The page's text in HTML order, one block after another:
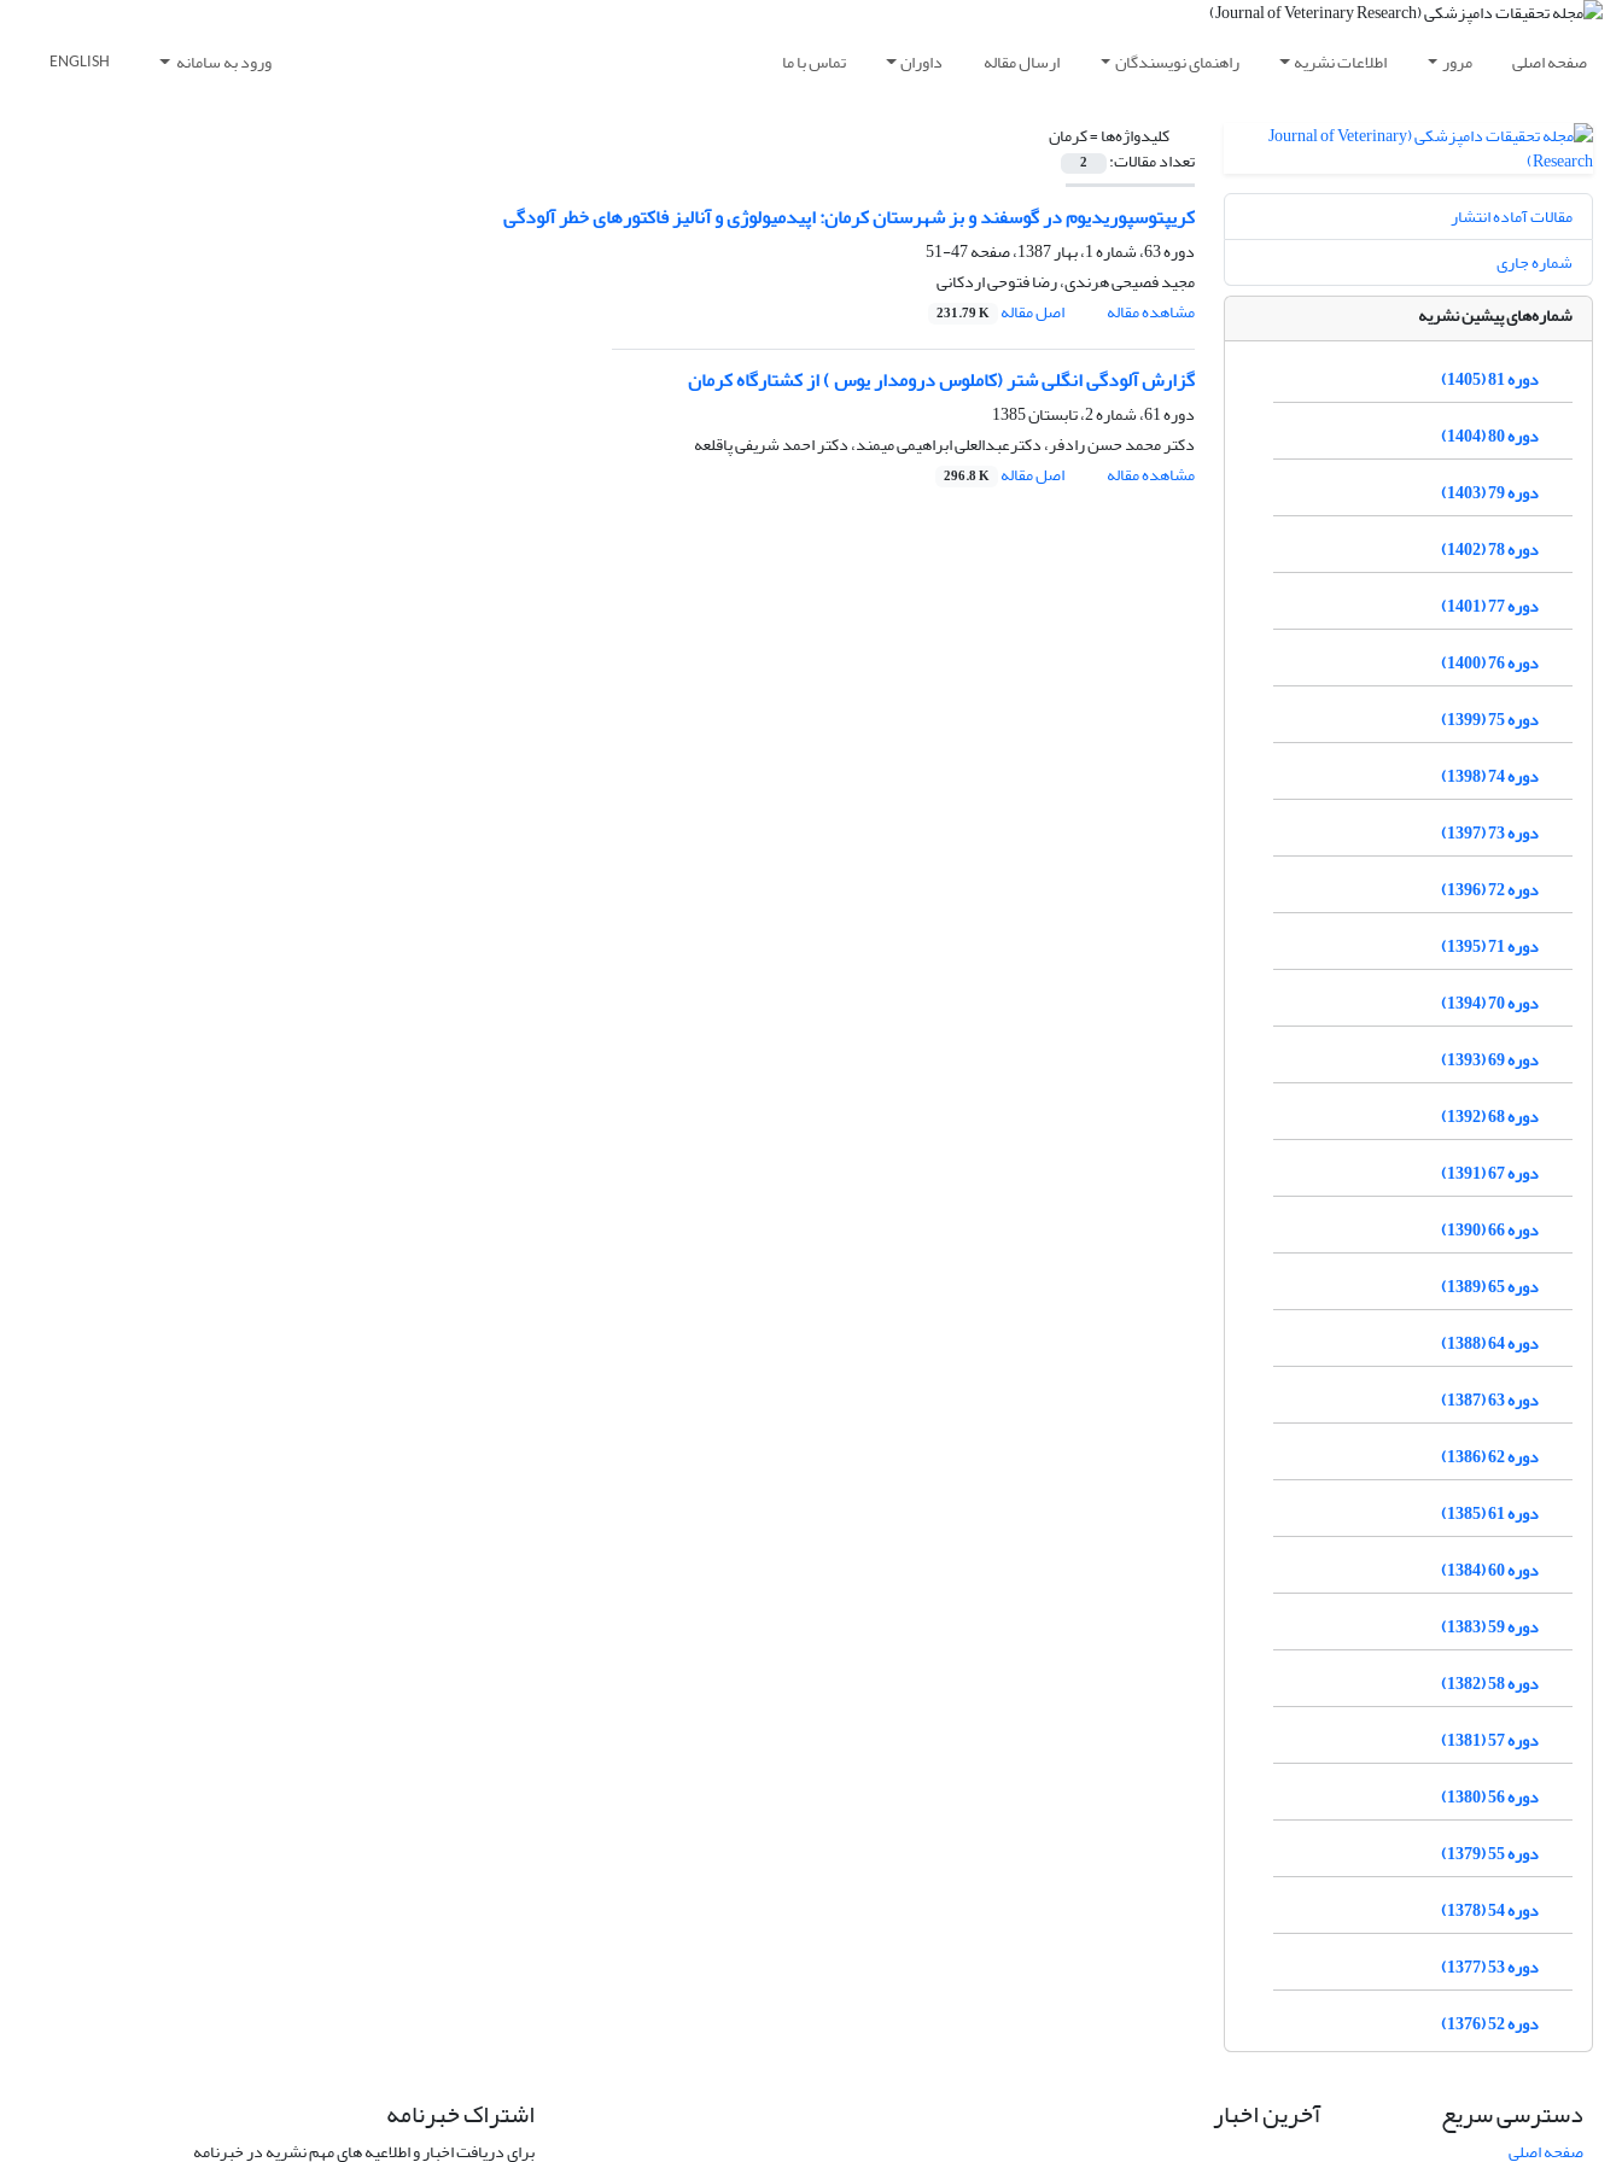
صفحه اصلی مرور اطلاعات نشریه راهنمای نویسندگان ارسال مقاله داوران تماس با ما ورود به سامانه ENGLISH
کلیدواژه‌ها =کرمان
تعداد مقالات: 2
کریپتوسپوریدیوم‌ ‌در گوسفند و بز شهرستان کرمان: اپیدمیولوژی و آنالیز فاکتور‌های خطر آلودگی
دوره 63، شماره 1، بهار 1387، صفحه
47-51
مجید فصیحی هرندی، رضا فتوحی اردکانی
مشاهده مقاله
اصل مقاله 231.79 K
گزارش آلودگی انگلی شتر (کاملوس درومدار یوس ) از کشتارگاه کرمان
دوره 61، شماره 2، تابستان 1385
دکتر محمد حسن رادفر، دکترعبدالعلی ابراهیمی میمند، دکتر احمد شریفی پاقلعه
مشاهده مقاله
اصل مقاله 296.8 K
مقالات آماده انتشار
شماره جاری
شماره‌های پیشین نشریه
دوره 81 (1405)
دوره 80 (1404)
دوره 79 (1403)
دوره 78 (1402)
دوره 77 (1401)
دوره 76 (1400)
دوره 75 (1399)
دوره 74 (1398)
دوره 73 (1397)
دوره 72 (1396)
دوره 71 (1395)
دوره 70 (1394)
دوره 69 (1393)
دوره 68 (1392)
دوره 67 (1391)
دوره 66 (1390)
دوره 65 (1389)
دوره 64 (1388)
دوره 63 (1387)
دوره 62 (1386)
دوره 61 (1385)
دوره 60 (1384)
دوره 59 (1383)
دوره 58 (1382)
دوره 57 (1381)
دوره 56 (1380)
دوره 55 (1379)
دوره 54 (1378)
دوره 53 (1377)
دوره 52 (1376)
دسترسی سریع
صفحه اصلی
آخرین اخبار اشتراک خبرنامه
برای دریافت اخبار و اطلاعیه های مهم نشریه در خبرنامه